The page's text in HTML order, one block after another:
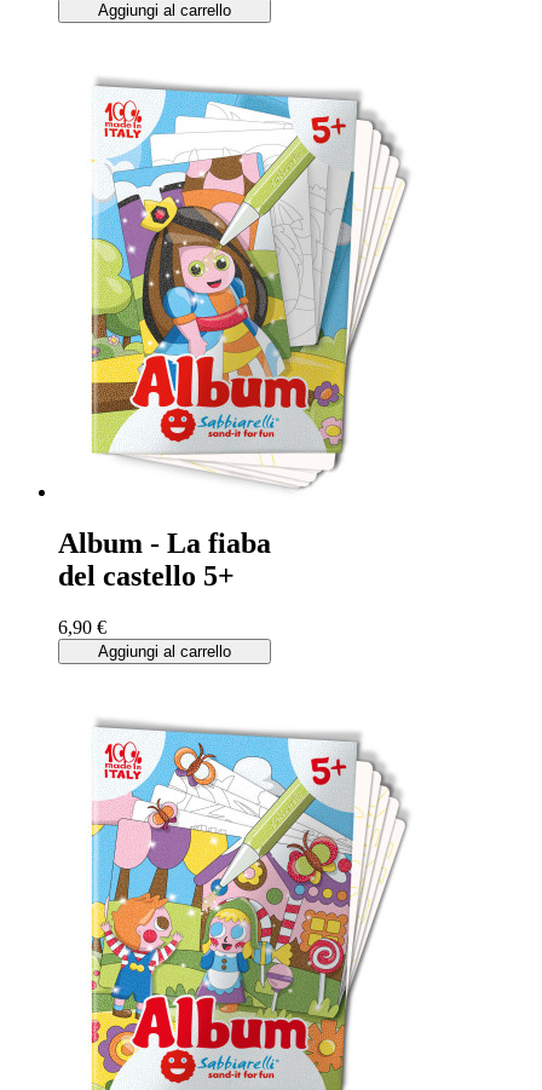
Aggiungi al carrello
Album - La fiaba
del castello 5+
6,90 €
Aggiungi al carrello